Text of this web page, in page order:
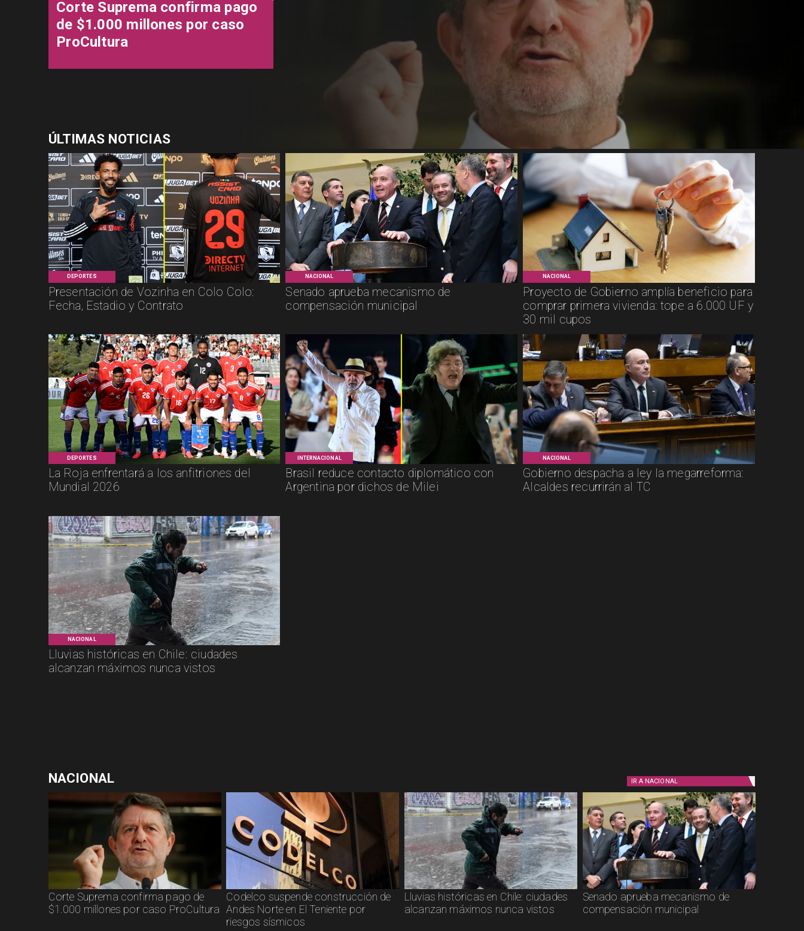
DEPORTES
Presentación de Vozinha en Colo Colo:
Fecha, Estadio y Contrato
NACIONAL
Senado aprueba mecanismo de
compensación municipal
NACIONAL
Proyecto de Gobierno amplía beneficio para
comprar primera vivienda: tope a 6.000 UF y
30 mil cupos
DEPORTES
La Roja enfrentará a los anfitriones del
Mundial 2026
INTERNACIONAL
Brasil reduce contacto diplomático con
Argentina por dichos de Milei
NACIONAL
Gobierno despacha a ley la megarreforma:
Alcaldes recurrirán al TC
NACIONAL
Lluvias históricas en Chile: ciudades
alcanzan máximos nunca vistos
Corte Suprema confirma pago
de $1.000 millones por caso
ProCultura
ÚLTIMAS NOTICIAS
NACIONAL IR A NACIONAL
Corte Suprema confirma pago de
$1.000 millones por caso ProCultura
Codelco suspende construcción de
Andes Norte en El Teniente por
riesgos sísmicos
Lluvias históricas en Chile: ciudades
alcanzan máximos nunca vistos
Senado aprueba mecanismo de
compensación municipal